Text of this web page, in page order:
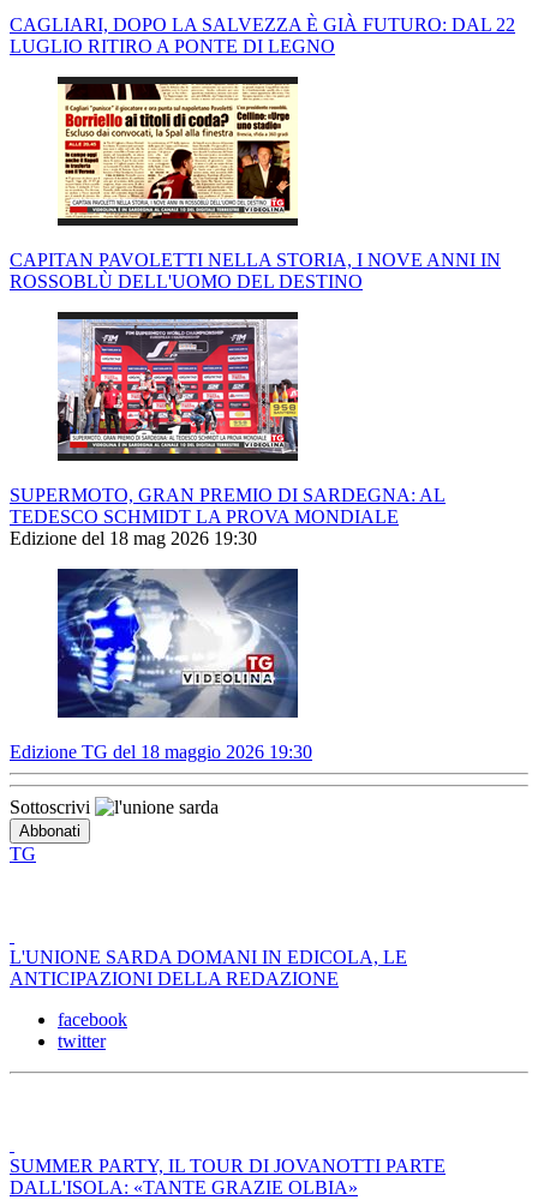
CAGLIARI, DOPO LA SALVEZZA È GIÀ FUTURO: DAL 22
LUGLIO RITIRO A PONTE DI LEGNO
CAPITAN PAVOLETTI NELLA STORIA, I NOVE ANNI IN
ROSSOBLÙ DELL'UOMO DEL DESTINO
SUPERMOTO, GRAN PREMIO DI SARDEGNA: AL
TEDESCO SCHMIDT LA PROVA MONDIALE
Edizione del 18 mag 2026 19:30
Edizione TG del 18 maggio 2026 19:30
Sottoscrivi
TG
L'UNIONE SARDA DOMANI IN EDICOLA, LE
ANTICIPAZIONI DELLA REDAZIONE
facebook
twitter
SUMMER PARTY, IL TOUR DI JOVANOTTI PARTE
DALL'ISOLA: «TANTE GRAZIE OLBIA»